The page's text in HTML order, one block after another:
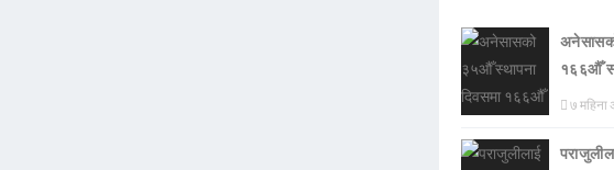
१६६औँ
७ महिना